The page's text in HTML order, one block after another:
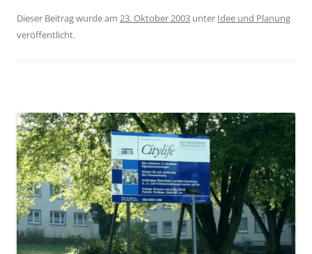
Dieser Beitrag wurde am 23. Oktober 2003 unter Idee und Planung
veröffentlicht.